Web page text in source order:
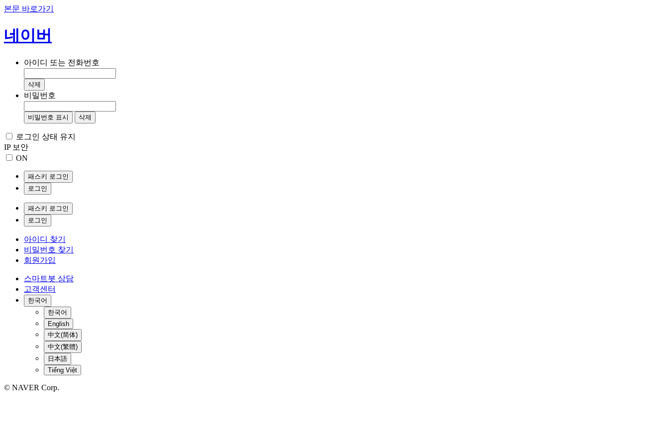
본문 바로가기
네이버
아이디 또는 전화번호
삭제
비밀번호
비밀번호 표시 삭제
로그인 상태 유지
IP 보안
ON
패스키 로그인
로그인
패스키 로그인
로그인
아이디 찾기
비밀번호 찾기
회원가입
스마트봇 상담
고객센터
한국어
한국어
English
中文(简体)
中文(繁體)
日本語
Tiếng Việt
© NAVER Corp.